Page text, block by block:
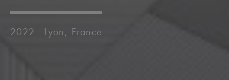
2022 - Lyon, France